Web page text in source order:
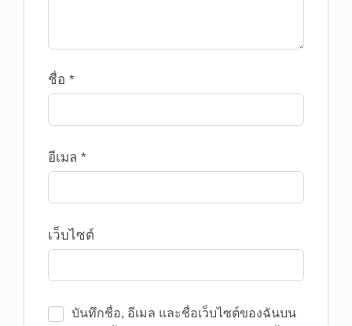
ชื่อ *
อีเมล *
เว็บไซต์
บันทึกชื่อ, อีเมล และชื่อเว็บไซต์ของฉันบน